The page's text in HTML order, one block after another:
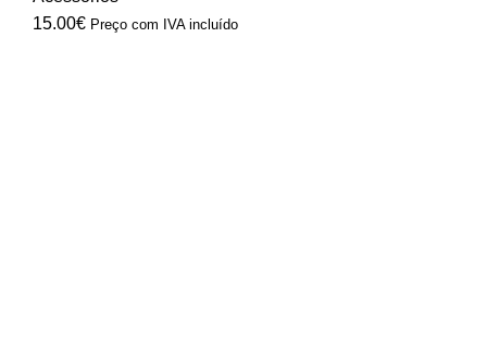
15.00€ Preço com IVA incluído